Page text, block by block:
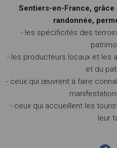
Sentiers-en-France,
randonnée,
- les spécificités des
- les producteurs locaux et les
et du
- ceux qui œuvrent à faire
- ceux qui accueillent les
leur